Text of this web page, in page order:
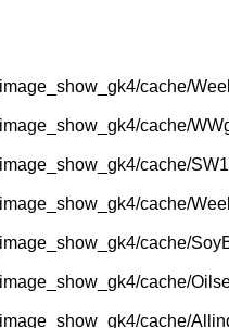
cache/
cache/
cache/
cache/
cache/
cache/
cache/